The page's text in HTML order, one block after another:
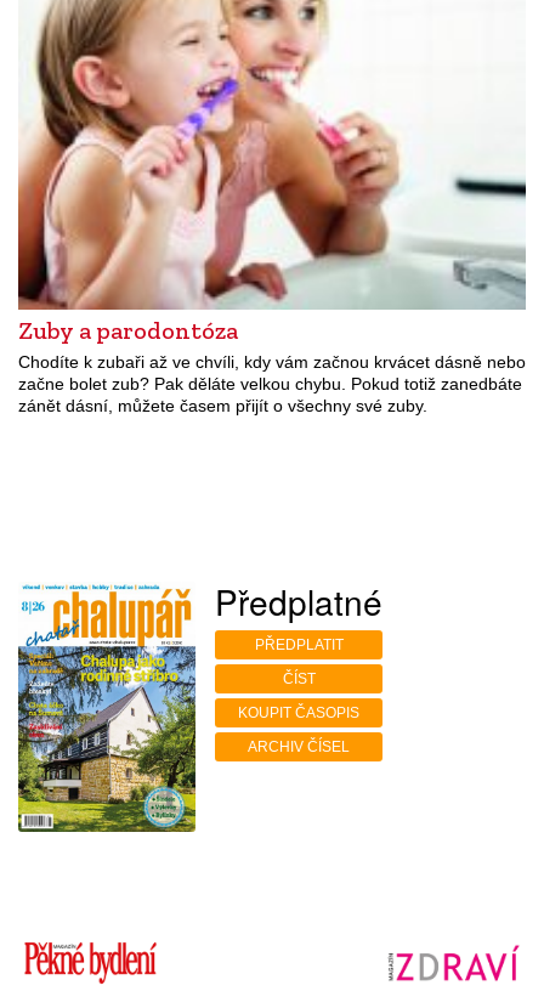
Zuby a parodontóza
Chodíte k zubaři až ve chvíli, kdy vám začnou krvácet dásně nebo
začne bolet zub? Pak děláte velkou chybu. Pokud totiž zanedbáte
zánět dásní, můžete časem přijít o všechny své zuby.
Předplatné
PŘEDPLATIT
ČÍST
KOUPIT ČASOPIS
ARCHIV ČÍSEL